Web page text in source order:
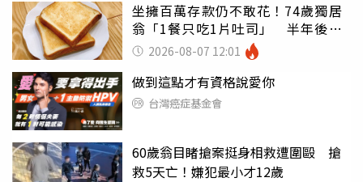
坐擁百萬存款仍不敢花！74歲獨居
翁「1餐只吃1片吐司」 半年後暴
瘦嚇壞女兒
2026-08-07 12:01
做到這點才有資格說愛你
台灣癌症基金會
60歲翁目睹搶案挺身相救遭圍毆 搶
救5天亡！嫌犯最小才12歲